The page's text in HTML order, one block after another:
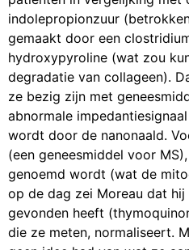
indolepropionzuur
gemaakt door een
hydroxypyroline (wat zou
degradatie van collageen).
ze bezig zijn met
abnormale
wordt door de nanonaald.
(een geneesmiddel voor
genoemd wordt (wat de
op de dag zei Moreau dat hij
gevonden heeft
die ze meten, normaliseert.